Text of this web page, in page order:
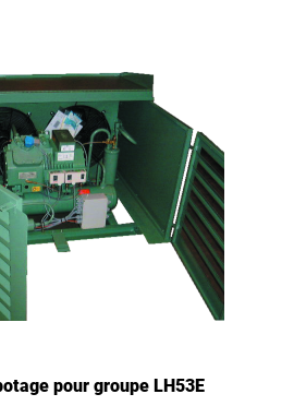
pour groupe LH53E